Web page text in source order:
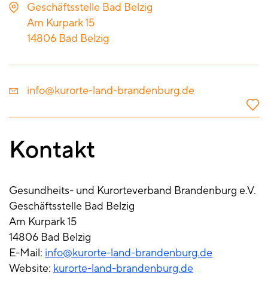
Geschäftsstelle Bad Belzig
Am Kurpark 15
14806 Bad Belzig
info@kurorte-land-brandenburg.de
Kontakt
Gesundheits- und Kurorteverband Brandenburg e.V.
Geschäftsstelle Bad Belzig
Am Kurpark 15
14806 Bad Belzig
E-Mail: info@kurorte-land-brandenburg.de
Website: kurorte-land-brandenburg.de